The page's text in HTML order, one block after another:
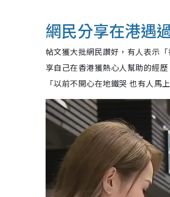
網民分享在港遇
帖文獲大批網民讚好，有人表示
享自己在香港獲熱心人幫助的經
「以前不開心在地鐵哭 也有人馬